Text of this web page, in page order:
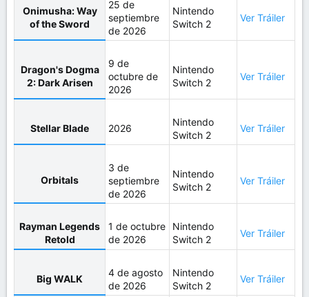
Onimusha: Way
of the Sword
25 de
septiembre
de 2026
Nintendo
Switch 2
Ver Tráiler
Dragon's Dogma
2: Dark Arisen
9 de
octubre de
2026
Nintendo
Switch 2
Ver Tráiler
Stellar Blade 2026
Nintendo
Switch 2
Ver Tráiler
Orbitals
3 de
septiembre
de 2026
Nintendo
Switch 2
Ver Tráiler
Rayman Legends
Retold
1 de octubre
de 2026
Nintendo
Switch 2
Ver Tráiler
Big WALK
4 de agosto
de 2026
Nintendo
Switch 2
Ver Tráiler